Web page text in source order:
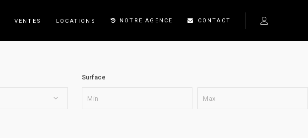
VENTES LOCATIONS NOTRE AGENCE CONTACT
Surface